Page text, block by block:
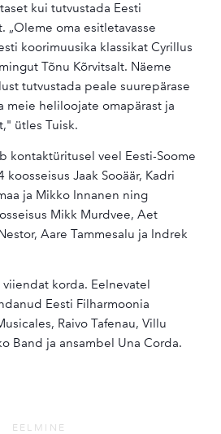
kui tutvustada Eesti
„Oleme oma esitletavasse
koorimuusika klassikat Cyrillus
Tõnu Kõrvitsalt. Näeme
tutvustada peale suurepärase
meie heliloojate omapärast ja
ütles Tuisk.
kontaktüritusel veel Eesti-Soome
koosseisus Jaak Sooäär, Kadri
ja Mikko Innanen ning
Mikk Murdvee, Aet
Aare Tammesalu ja Indrek
korda. Eelnevatel
Eesti Filharmoonia
Raivo Tafenau, Villu
Band ja ansambel Una Corda.
EELMINE